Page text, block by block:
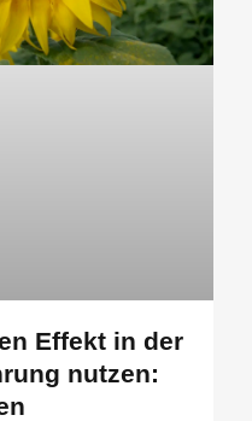
Effekt in der
nutzen: